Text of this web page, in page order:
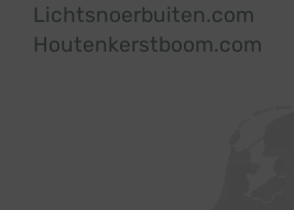
Lichtsnoerbuiten.com
Houtenkerstboom.com